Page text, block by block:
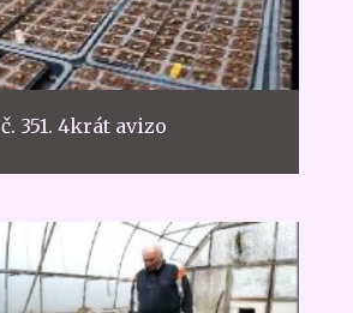
č. 351. 4krát avizo